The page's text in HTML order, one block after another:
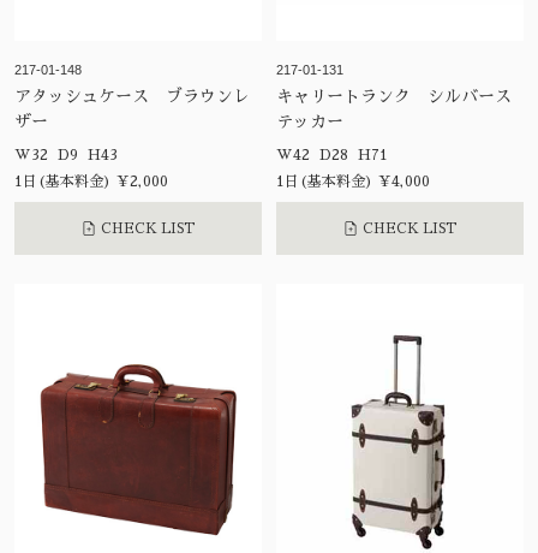
217-01-148
アタッシュケース ブラウンレ
ザー
W32 D9 H43
1日(基本料金) ¥2,000
CHECK LIST
217-01-131
キャリートランク シルバース
テッカー
W42 D28 H71
1日(基本料金) ¥4,000
CHECK LIST